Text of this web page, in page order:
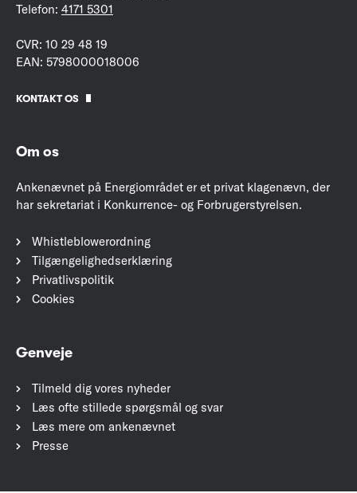
Telefon: 4171 5301
CVR: 10 29 48 19
EAN: 5798000018006
KONTAKT OS
Om os
Ankenævnet på Energiområdet er et privat klagenævn, der
har sekretariat i Konkurrence- og Forbrugerstyrelsen.
Whistleblowerordning
Tilgængelighedserklæring
Privatlivspolitik
Cookies
Genveje
Tilmeld dig vores nyheder
Læs ofte stillede spørgsmål og svar
Læs mere om ankenævnet
Presse